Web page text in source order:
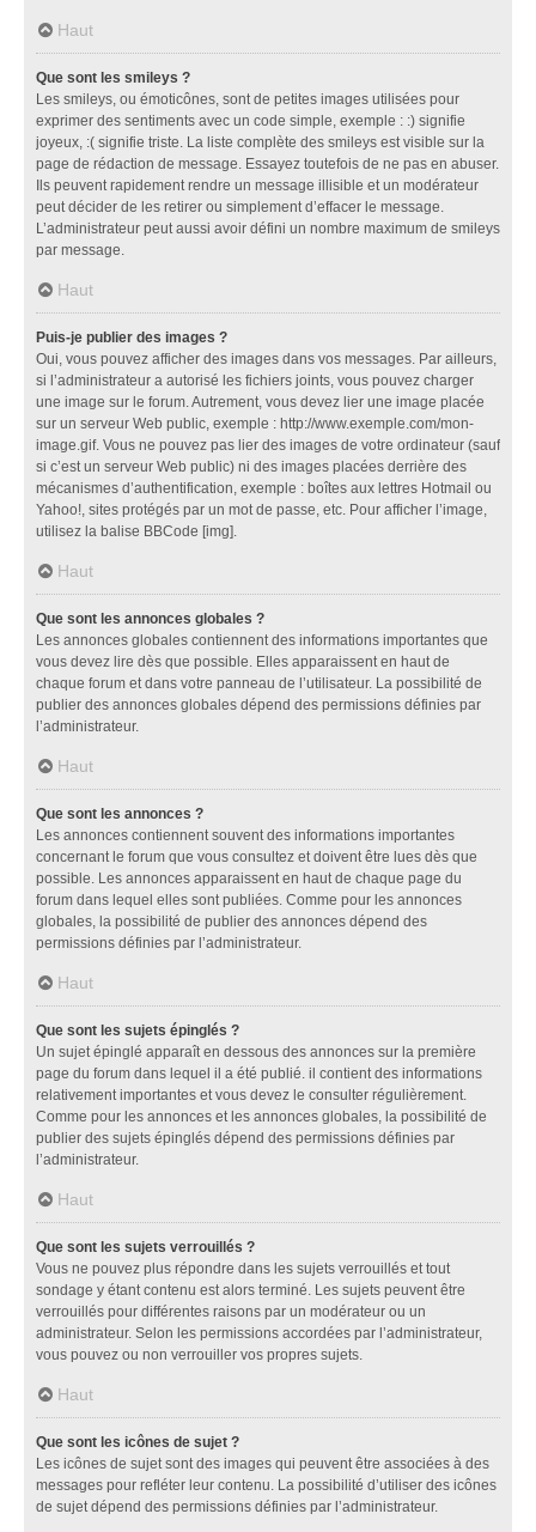
Haut
Que sont les smileys ?
Les smileys, ou émoticônes, sont de petites images utilisées pour
exprimer des sentiments avec un code simple, exemple : :) signifie
joyeux, :( signifie triste. La liste complète des smileys est visible sur la
page de rédaction de message. Essayez toutefois de ne pas en abuser.
Ils peuvent rapidement rendre un message illisible et un modérateur
peut décider de les retirer ou simplement d’effacer le message.
L’administrateur peut aussi avoir défini un nombre maximum de smileys
par message.
Haut
Puis-je publier des images ?
Oui, vous pouvez afficher des images dans vos messages. Par ailleurs,
si l’administrateur a autorisé les fichiers joints, vous pouvez charger
une image sur le forum. Autrement, vous devez lier une image placée
sur un serveur Web public, exemple : http://www.exemple.com/mon-
image.gif. Vous ne pouvez pas lier des images de votre ordinateur (sauf
si c’est un serveur Web public) ni des images placées derrière des
mécanismes d’authentification, exemple : boîtes aux lettres Hotmail ou
Yahoo!, sites protégés par un mot de passe, etc. Pour afficher l’image,
utilisez la balise BBCode [img].
Haut
Que sont les annonces globales ?
Les annonces globales contiennent des informations importantes que
vous devez lire dès que possible. Elles apparaissent en haut de
chaque forum et dans votre panneau de l’utilisateur. La possibilité de
publier des annonces globales dépend des permissions définies par
l’administrateur.
Haut
Que sont les annonces ?
Les annonces contiennent souvent des informations importantes
concernant le forum que vous consultez et doivent être lues dès que
possible. Les annonces apparaissent en haut de chaque page du
forum dans lequel elles sont publiées. Comme pour les annonces
globales, la possibilité de publier des annonces dépend des
permissions définies par l’administrateur.
Haut
Que sont les sujets épinglés ?
Un sujet épinglé apparaît en dessous des annonces sur la première
page du forum dans lequel il a été publié. il contient des informations
relativement importantes et vous devez le consulter régulièrement.
Comme pour les annonces et les annonces globales, la possibilité de
publier des sujets épinglés dépend des permissions définies par
l’administrateur.
Haut
Que sont les sujets verrouillés ?
Vous ne pouvez plus répondre dans les sujets verrouillés et tout
sondage y étant contenu est alors terminé. Les sujets peuvent être
verrouillés pour différentes raisons par un modérateur ou un
administrateur. Selon les permissions accordées par l’administrateur,
vous pouvez ou non verrouiller vos propres sujets.
Haut
Que sont les icônes de sujet ?
Les icônes de sujet sont des images qui peuvent être associées à des
messages pour refléter leur contenu. La possibilité d’utiliser des icônes
de sujet dépend des permissions définies par l’administrateur.